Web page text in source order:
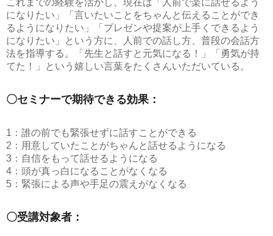
これまでの経験を活かし、現在は「人前で楽に話せるよう
になりたい」「言いたいことをちゃんと伝えることができ
るようになりたい」「プレゼンや提案が上手くできるよう
になりたい」という方に、人前での話し方、普段の会話方
法を指導する。「先生と話すと元気になる！」「勇気が持
てた！」という嬉しい言葉をたくさんいただいている。
〇セミナーで期待できる効果：
1：誰の前でも緊張せずに話すことができる
2：用意していたことがちゃんと話せるようになる
3：自信をもって話せるようになる
4：頭が真っ白になることがなくなる
5：緊張による声や手足の震えがなくなる
〇受講対象者：